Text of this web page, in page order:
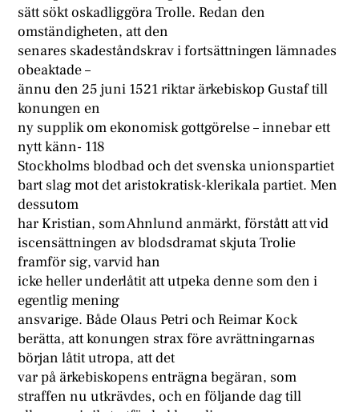
sätt sökt oskadliggöra Trolle. Redan den
omständigheten, att den
senares skadeståndskrav i fortsättningen lämnades
obeaktade –
ännu den 25 juni 1521 riktar ärkebiskop Gustaf till
konungen en
ny supplik om ekonomisk gottgörelse – innebar ett
nytt känn- 118
Stockholms blodbad och det svenska unionspartiet
bart slag mot det aristokratisk-klerikala partiet. Men
dessutom
har Kristian, som Ahnlund anmärkt, förstått att vid
iscensättningen av blodsdramat skjuta Trolie
framför sig, varvid han
icke heller underlåtit att utpeka denne som den i
egentlig mening
ansvarige. Både Olaus Petri och Reimar Kock
berätta, att konungen strax före avrättningarnas
början låtit utropa, att det
var på ärkebiskopens enträgna begäran, som
straffen nu utkrävdes, och en följande dag till